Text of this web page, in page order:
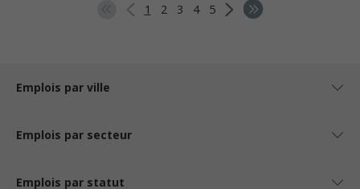
1 2 3 4 5
Emplois par ville
Emplois par secteur
Emplois par statut